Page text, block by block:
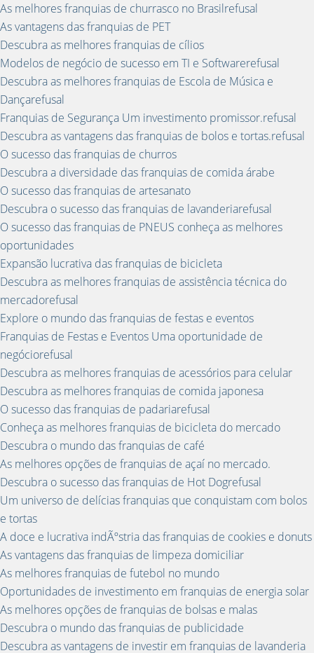
As melhores franquias de churrasco no Brasilrefusal
As vantagens das franquias de PET
Descubra as melhores franquias de cílios
Modelos de negócio de sucesso em TI e Softwarerefusal
Descubra as melhores franquias de Escola de Música e
Dançarefusal
Franquias de Segurança Um investimento promissor.refusal
Descubra as vantagens das franquias de bolos e tortas.refusal
O sucesso das franquias de churros
Descubra a diversidade das franquias de comida árabe
O sucesso das franquias de artesanato
Descubra o sucesso das franquias de lavanderiarefusal
O sucesso das franquias de PNEUS conheça as melhores
oportunidades
Expansão lucrativa das franquias de bicicleta
Descubra as melhores franquias de assistência técnica do
mercadorefusal
Explore o mundo das franquias de festas e eventos
Franquias de Festas e Eventos Uma oportunidade de
negóciorefusal
Descubra as melhores franquias de acessórios para celular
Descubra as melhores franquias de comida japonesa
O sucesso das franquias de padariarefusal
Conheça as melhores franquias de bicicleta do mercado
Descubra o mundo das franquias de café
As melhores opções de franquias de açaí no mercado.
Descubra o sucesso das franquias de Hot Dogrefusal
Um universo de delícias franquias que conquistam com bolos
e tortas
A doce e lucrativa indÃºstria das franquias de cookies e donuts
As vantagens das franquias de limpeza domiciliar
As melhores franquias de futebol no mundo
Oportunidades de investimento em franquias de energia solar
As melhores opções de franquias de bolsas e malas
Descubra o mundo das franquias de publicidade
Descubra as vantagens de investir em franquias de lavanderia